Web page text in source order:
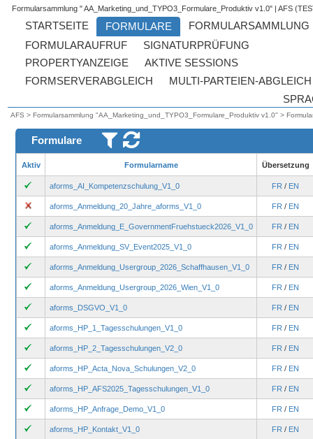
Formularsammlung " AA_Marketing_und_TYPO3_Formulare_Produktiv v1.0" AFS
AFS > Formularsammlung "AA_Marketing_und_TYPO3_Formulare_Produktiv v1.0" >
Formulare
Aktiv Formularname Übersetzung
aforms_AI_Kompetenzschulung_V1_0 FR / EN
aforms_Anmeldung_20_Jahre_aforms_V1_0 FR / EN
aforms_Anmeldung_E_GovernmentFruehstueck2026_V1_0 FR / EN
aforms_Anmeldung_SV_Event2025_V1_0 FR / EN
aforms_Anmeldung_Usergroup_2026_Schaffhausen_V1_0 FR / EN
aforms_Anmeldung_Usergroup_2026_Wien_V1_0 FR / EN
aforms_DSGVO_V1_0 FR / EN
aforms_HP_1_Tagesschulungen_V1_0 FR / EN
aforms_HP_2_Tagesschulungen_V2_0 FR / EN
aforms_HP_Acta_Nova_Schulungen_V2_0 FR / EN
aforms_HP_AFS2025_Tagesschulungen_V1_0 FR / EN
aforms_HP_Anfrage_Demo_V1_0 FR / EN
aforms_HP_Kontakt_V1_0 FR / EN